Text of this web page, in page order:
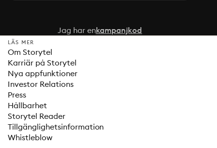
Jag har enkampanjkod
LÄS MER
Om Storytel
Karriär på Storytel
Nya appfunktioner
Investor Relations
Press
Hållbarhet
Storytel Reader
Tillgänglighetsinformation
Whistleblow